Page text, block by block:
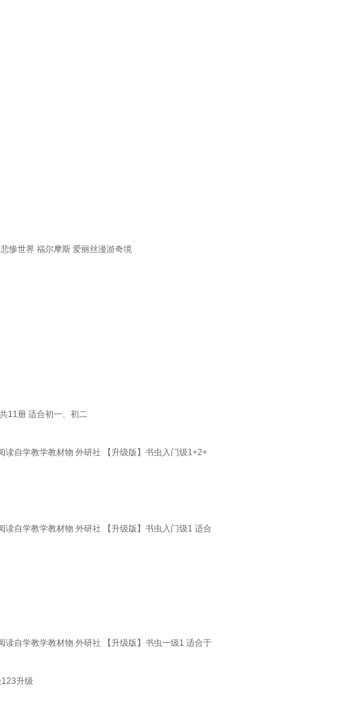
惨世界 福尔摩斯 爱丽丝漫游奇境
11册 适合初一、初二
读自学教学教材物 外研社 【升级版】书虫入门级1+2+
自学教学教材物 外研社 【升级版】书虫入门级1 适合
自学教学教材物 外研社 【升级版】书虫一级1 适合于
升级